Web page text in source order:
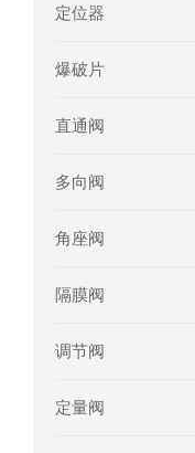
定位器
爆破片
直通阀
多向阀
角座阀
隔膜阀
调节阀
定量阀